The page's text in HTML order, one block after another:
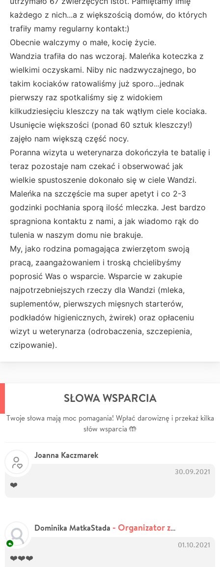
każdego z nich...a z większością domów, do których
trafiły mamy regularny kontakt:)
Obecnie walczymy o małe, kocię życie.
Wandzia trafiła do nas wczoraj. Maleńka koteczka z
wielkimi oczyskami. Niby nic nadzwyczajnego, bo
takim kociaków ratowaliśmy już sporo...jednak
pierwszy raz spotkaliśmy się z widokiem
kilkudziesięciu kleszczy na tak wątłym ciele kociaka.
Usunięcie większości (ponad 60 sztuk kleszczy!)
zajęło nam większą część nocy.
Poranna wizyta u weterynarza dokończyła te batalię i
teraz pozostaje nam czekać i obserwować jak
wielkie spustoszenie dokonało się w ciele Wandzi.
Maleńka na szczęście ma super apetyt i co 2-3
godzinki pochłania sporą ilość mleczka. Jest bardzo
spragniona kontaktu z nami, a jak wiadomo rąk do
tulenia w naszym domu nie brakuje.
My, jako rodzina pomagająca zwierzętom swoją
pracą, zaangażowaniem i troską chcielibyśmy
poprosić Was o wsparcie. Wsparcie w zakupie
najpotrzebniejszych rzeczy dla Wandzi (mleka,
suplementów, pierwszych mięsnych starterów,
podkładów higienicznych, żwirek) oraz opłaceniu
wizyt u weterynarza (odrobaczenia, szczepienia,
czipowanie).
SŁOWA WSPARCIA
Twoje słowa mają moc pomagania! Wpłać darowiznę i przekaż kilka
słów wsparcia 🤲
Joanna Kaczmarek
30.09.2021
❤️
Dominika MatkaStada - Organizator zbiórki
01.10.2021
❤️❤️❤️